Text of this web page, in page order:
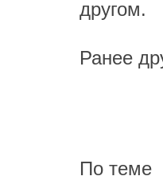
другом.
Ранее
По теме